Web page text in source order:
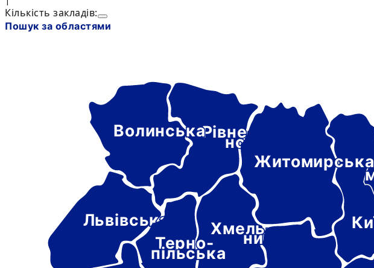
Кількість закладів:
Пошук за областями
Хмель-
ницька
Львівська
Рівне-
нська
Терно-
пільська
Волинська
Житомирська